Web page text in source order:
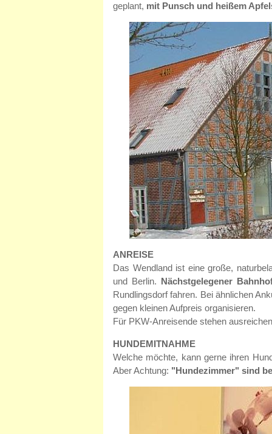
geplant, mit Punsch und heißem
ANREISE
Das Wendland ist eine große,
und Berlin. Nächstgelegener
Rundlingsdorf fahren. Bei ähnlichen
gegen kleinen Aufpreis organisieren.
Für PKW-Anreisende stehen
HUNDEMITNAHME
Welche möchte, kann gerne ihren
Aber Achtung: "Hundezimmer" sind